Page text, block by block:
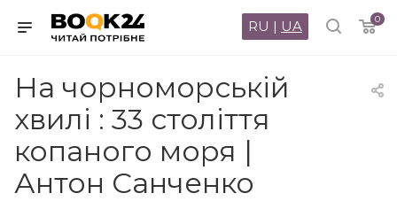
0
RU | UA
На чорноморській
хвилі : 33 століття
копаного моря |
Антон Санченко